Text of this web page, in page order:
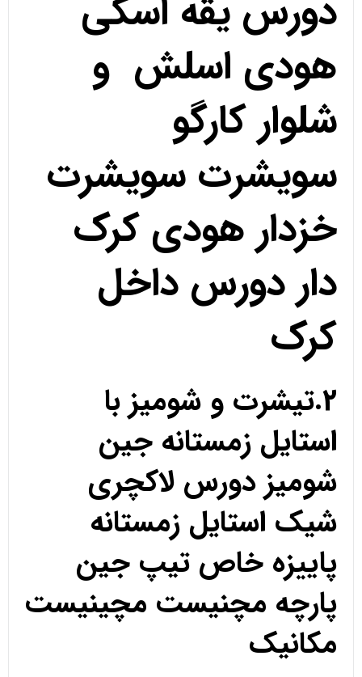
دورس یقه اسکی
هودی اسلش و
شلوار کارگو
سویشرت سویشرت
خزدار هودی کرک
دار دورس داخل
کرک
2.تیشرت و شومیز با
استایل زمستانه جین
شومیز دورس لاکچری
شیک استایل زمستانه
پاییزه خاص تیپ جین
پارچه مچنیست مچینیست
مکانیک